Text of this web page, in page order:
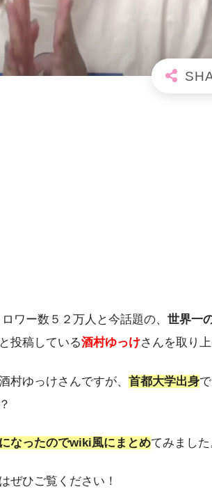
ワー数５２万人と今話題の、 世界一
投稿している酒村ゆっけさんを取り上
村ゆっけさんですが、 首都大学出身
なったのでwiki風にまとめてみました
ぜひご覧ください！